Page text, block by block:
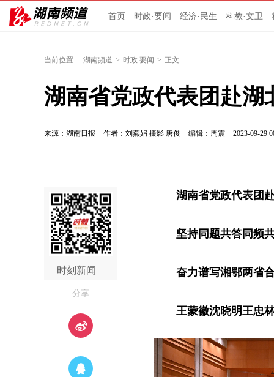
首页 时政·要闻 经济·民生 科教·文卫
当前位置: 湖南频道 > 时政.要闻 > 正文
湖南省党政代表团赴湖
来源：湖南日报 作者：刘燕娟 摄影 唐俊 编辑：周震 2023-09-29
时刻新闻
—分享—
湖南省党政代表团
坚持同题共答同频
奋力谱写湘鄂两省
王蒙徽沈晓明王忠